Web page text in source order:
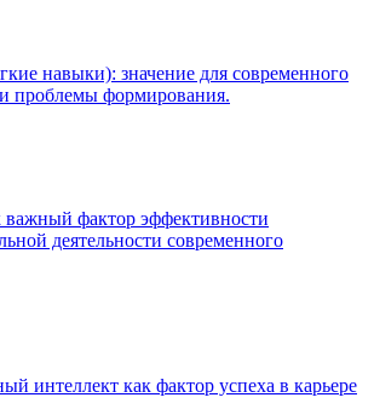
навыки): значение для современного
проблемы формирования.
важный фактор эффективности
деятельности современного
интеллект как фактор успеха в карьере